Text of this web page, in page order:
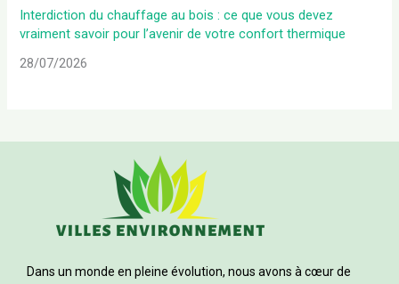
Interdiction du chauffage au bois : ce que vous devez
vraiment savoir pour l’avenir de votre confort thermique
28/07/2026
Dans un monde en pleine évolution, nous avons à cœur de